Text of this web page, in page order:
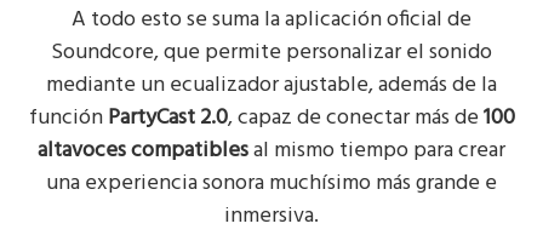
A todo esto se suma la aplicación oficial de
Soundcore, que permite personalizar el sonido
mediante un ecualizador ajustable, además de la
funciónPartyCast 2.0, capaz de conectar más de100
altavoces compatiblesal mismo tiempo para crear
una experiencia sonora muchísimo más grande e
inmersiva.